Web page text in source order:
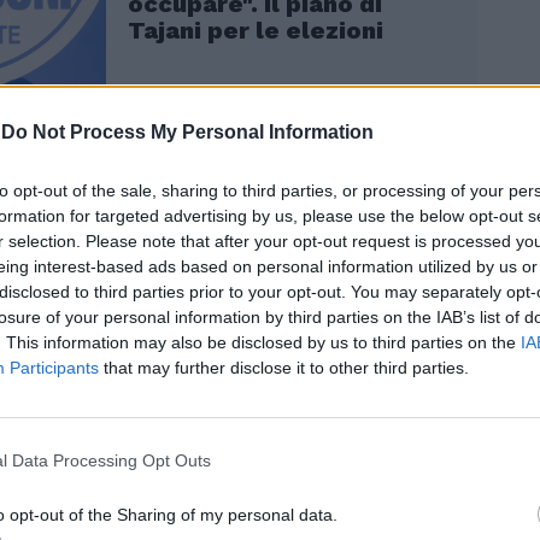
Do Not Process My Personal Information
opt-out of the sale, sharing to third parties, or processing of your
for targeted advertising by us, please use the below opt-out
selection. Please note that after your opt-out request is processed
interest-based ads based on personal information utilized by us
to third parties prior to your opt-out. You may separately
of your personal information by third parties on the IAB’s list of
This information may also be disclosed by us to third parties on the
Participants that may further disclose it to other third parties.
Data Processing Opt Outs
opt-out of the Sharing of my personal data.
Tajani per le elezioni
Stato, incontrando un gruppo di studenti
ha aggiunto: «Il confronto politico, la
delle idee e delle proposte, la
anche elettorale, ne risultano
che ne rappresentano la negazione. Mi
autenticità, nelle sue forme migliori».